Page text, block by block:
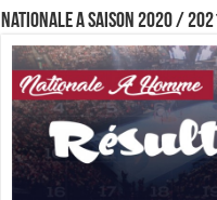
Nationale A saison 2020 /